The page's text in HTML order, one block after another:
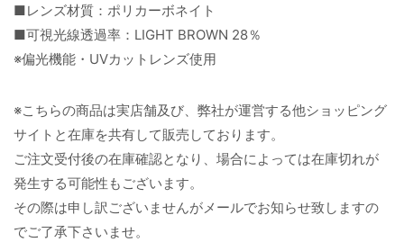
■レンズ材質：ポリカーボネイト
■可視光線透過率：LIGHT BROWN 28％
※偏光機能・UVカットレンズ使用
※こちらの商品は実店舗及び、弊社が運営する他ショッピング
サイトと在庫を共有して販売しております。
ご注文受付後の在庫確認となり、場合によっては在庫切れが
発生する可能性もございます。
その際は申し訳ございませんがメールでお知らせ致しますの
でご了承下さいませ。